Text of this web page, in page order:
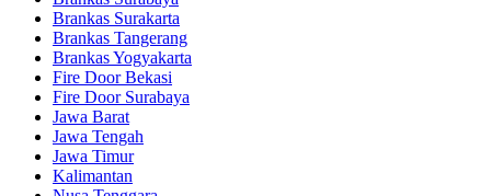
Brankas Surakarta
Brankas Tangerang
Brankas Yogyakarta
Fire Door Bekasi
Fire Door Surabaya
Jawa Barat
Jawa Tengah
Jawa Timur
Kalimantan